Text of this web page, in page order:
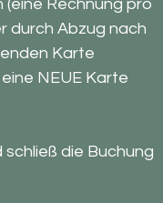
(eine Rechnung pro
durch Abzug nach
Karte
NEUE Karte
die Buchung